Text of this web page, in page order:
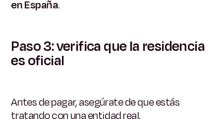
en España.
Paso 3: verifica que la residencia
es oficial
Antes de pagar, asegúrate de que estás
tratando con una entidad real.